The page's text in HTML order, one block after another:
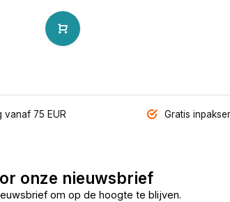
vanaf 75 EUR Gratis
onze nieuwsbrief
om op de hoogte te blijven.